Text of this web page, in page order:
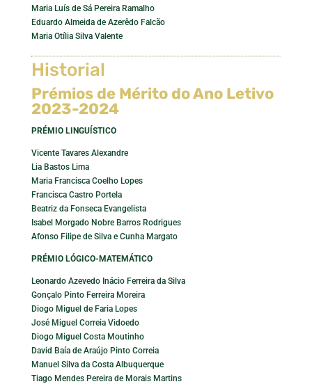
Maria Luís de Sá Pereira Ramalho
Eduardo Almeida de Azerêdo Falcão
Maria Otília Silva Valente
Historial
Prémios de Mérito do Ano Letivo
2023-2024
PRÉMIO LINGUÍSTICO
Vicente Tavares Alexandre
Lia Bastos Lima
Maria Francisca Coelho Lopes
Francisca Castro Portela
Beatriz da Fonseca Evangelista
Isabel Morgado Nobre Barros Rodrigues
Afonso Filipe de Silva e Cunha Margato
PRÉMIO LÓGICO-MATEMÁTICO
Leonardo Azevedo Inácio Ferreira da Silva
Gonçalo Pinto Ferreira Moreira
Diogo Miguel de Faria Lopes
José Miguel Correia Vidoedo
Diogo Miguel Costa Moutinho
David Baía de Araújo Pinto Correia
Manuel Silva da Costa Albuquerque
Tiago Mendes Pereira de Morais Martins